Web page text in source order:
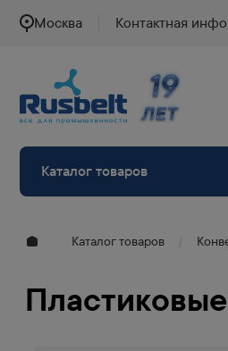
Москва Контактная
19
ЛЕТ
19
ЛЕТ
Каталог товаров
Каталог товаров